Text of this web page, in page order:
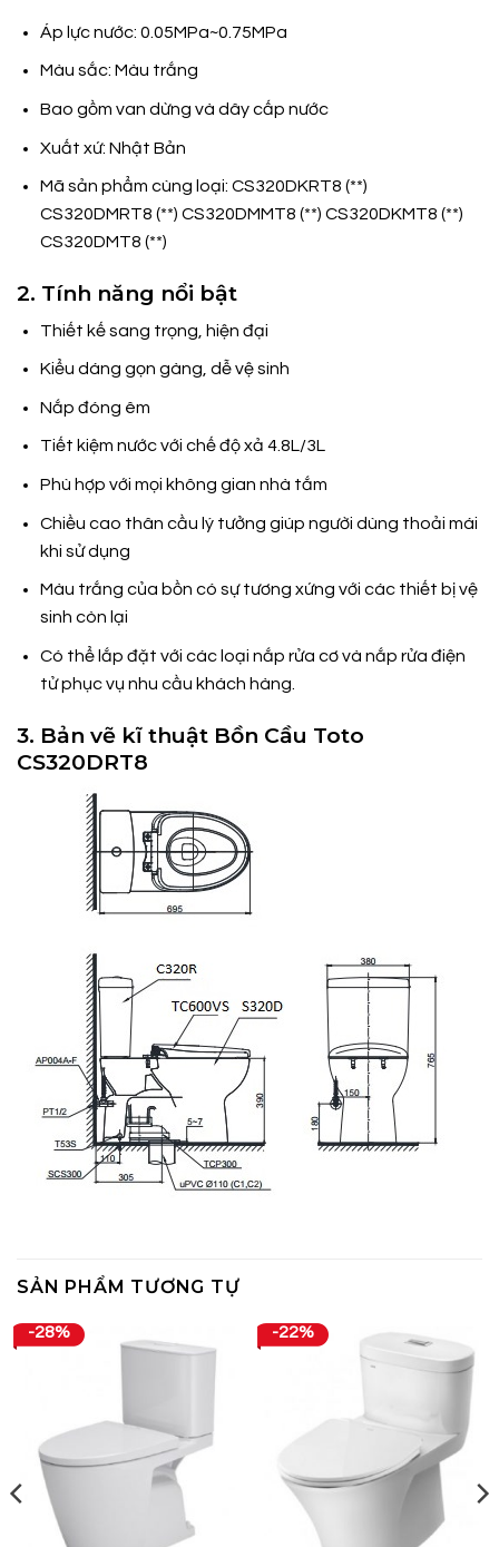
Áp lực nước: 0.05MPa~0.75MPa
Màu sắc: Màu trắng
Bao gồm van dừng và dây cấp nước
Xuất xứ: Nhật Bản
Mã sản phẩm cùng loại: CS320DKRT8 (**)
CS320DMRT8 (**) CS320DMMT8 (**) CS320DKMT8 (**)
CS320DMT8 (**)
2. Tính năng nổi bật
Thiết kế sang trọng, hiện đại
Kiểu dáng gọn gàng, dễ vệ sinh
Nắp đóng êm
Tiết kiệm nước với chế độ xả 4.8L/3L
Phù hợp với mọi không gian nhà tắm
Chiều cao thân cầu lý tưởng giúp người dùng thoải mái
khi sử dụng
Màu trắng của bồn có sự tương xứng với các thiết bị vệ
sinh còn lại
Có thể lắp đặt với các loại nắp rửa cơ và nắp rửa điện
tử phục vụ nhu cầu khách hàng.
3. Bản vẽ kĩ thuật Bồn Cầu Toto
CS320DRT8
SẢN PHẨM TƯƠNG TỰ
-28% -22%